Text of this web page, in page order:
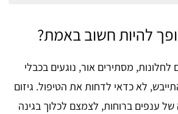
להיות חשוב באמת?
מסתירים אור, נוגעים בכבלי
לא כדאי לדחות את הטיפול. גיזום
של ענפים ברוחות, לצמצם לכלוך בגינה